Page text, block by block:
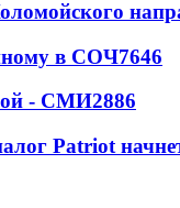
в СОЧ7646
- СМИ2886
Patriot